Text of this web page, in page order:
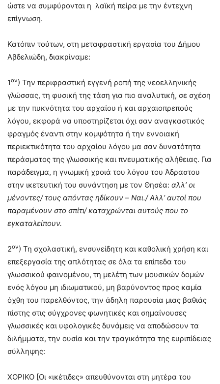
ώστε να συμφύρονται η λαϊκή πείρα με την έντεχνη
επίγνωση.
Κατόπιν τούτων, στη μεταφραστική εργασία του Δήμου
Αβδελιώδη, διακρίναμε:
1ον) Την περιφραστική εγγενή ροπή της νεοελληνικής
γλώσσας, τη φυσική της τάση για πιο αναλυτική, σε σχέση
με την πυκνότητα του αρχαίου ή και αρχαιοπρεπούς
λόγου, εκφορά να υποστηρίζεται όχι σαν αναγκαστικός
φραγμός έναντι στην κομψότητα ή την εννοιακή
περιεκτικότητα του αρχαίου λόγου μα σαν δυνατότητα
περάσματος της γλωσσικής και πνευματικής αλήθειας. Για
παράδειγμα, η γνωμική χροιά του λόγου του Άδραστου
στην ικετευτική του συνάντηση με τον Θησέα: αλλ’ οι
μένοντες/ τους απόντας ηδίκουν – Ναι./ Αλλ’ αυτοί που
παραμένουν στο σπίτι/ καταχρώνται αυτούς που το
εγκαταλείπουν.
2ον) Τη σχολαστική, ενσυνείδητη και καθολική χρήση και
επεξεργασία της απλότητας σε όλα τα επίπεδα του
γλωσσικού φαινομένου, τη μελέτη των μουσικών δομών
ενός λόγου μη ιδιωματικού, μη βαρύνοντος προς καμία
όχθη του παρελθόντος, την άδηλη παρουσία μιας βαθιάς
πίστης στις σύγχρονες φωνητικές και σημαίνουσες
γλωσσικές και υφολογικές δυνάμεις να αποδώσουν τα
διλήμματα, την ουσία και την τραγικότητα της ευριπίδειας
σύλληψης:
ΧΟΡΙΚΟ [Οι «ικέτιδες» απευθύνονται στη μητέρα του